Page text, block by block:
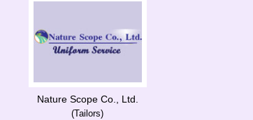
Nature Scope Co., Ltd.
(Tailors)